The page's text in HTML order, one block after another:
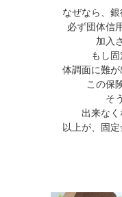
なぜなら、銀
必ず団体信
加入
もし
体調面に難が
この保
そ
出来なく
以上が、固